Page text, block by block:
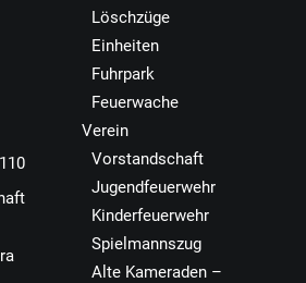
Löschzüge
Einheiten
Fuhrpark
Feuerwache
Verein
Vorstandschaft
Jugendfeuerwehr
Kinderfeuerwehr
Spielmannszug
Alte Kameraden –